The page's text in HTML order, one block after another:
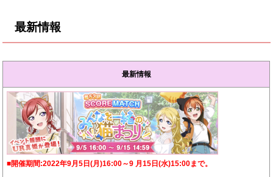
最新情報
最新情報
■開催期間:2022年9月5日(月)16:00～9 月15日(水)15:00まで。